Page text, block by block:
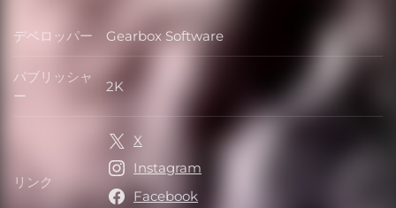
デベロッパー デベロッパー
Gearbox Software
パブリッシャ
ー
パブリッシャー
2K
リンク リンク
X
Instagram
Facebook